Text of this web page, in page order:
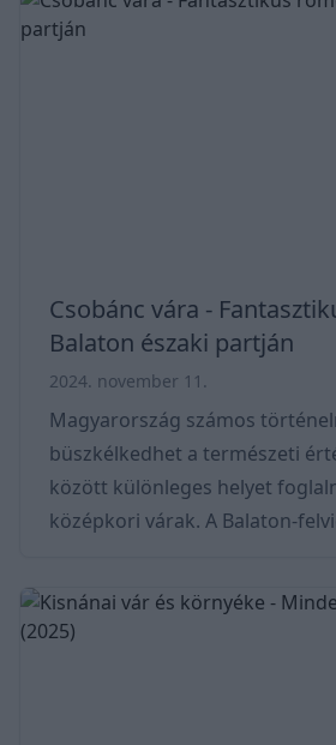
falainak története igazán
Csobánc vára -
Balaton északi partján
2024. november 11.
Magyarország számos
büszkélkedhet a természeti
között különleges helyet
középkori várak. A Balaton-
lenyűgöző panorámával,
történelemmel és különleges